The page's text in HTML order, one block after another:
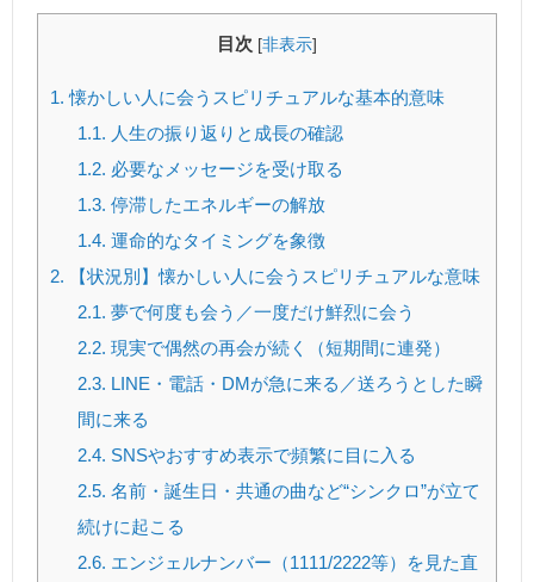
目次 [非表示]
1. 懐かしい人に会うスピリチュアルな基本的意味
1.1. 人生の振り返りと成長の確認
1.2. 必要なメッセージを受け取る
1.3. 停滞したエネルギーの解放
1.4. 運命的なタイミングを象徴
2. 【状況別】懐かしい人に会うスピリチュアルな意味
2.1. 夢で何度も会う／一度だけ鮮烈に会う
2.2. 現実で偶然の再会が続く（短期間に連発）
2.3. LINE・電話・DMが急に来る／送ろうとした瞬
間に来る
2.4. SNSやおすすめ表示で頻繁に目に入る
2.5. 名前・誕生日・共通の曲など“シンクロ”が立て
続けに起こる
2.6. エンジェルナンバー（1111/2222等）を見た直